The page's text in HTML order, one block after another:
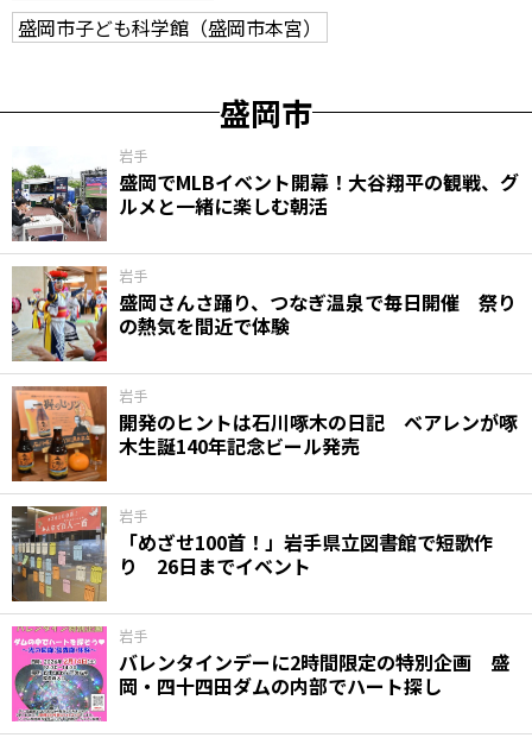
盛岡市子ども科学館（盛岡市本宮）
盛岡市
岩手
盛岡でMLBイベント開幕！大谷翔平の観戦、グ
ルメと一緒に楽しむ朝活
岩手
盛岡さんさ踊り、つなぎ温泉で毎日開催 祭り
の熱気を間近で体験
岩手
開発のヒントは石川啄木の日記 ベアレンが啄
木生誕140年記念ビール発売
岩手
「めざせ100首！」岩手県立図書館で短歌作
り 26日までイベント
岩手
バレンタインデーに2時間限定の特別企画 盛
岡・四十四田ダムの内部でハート探し